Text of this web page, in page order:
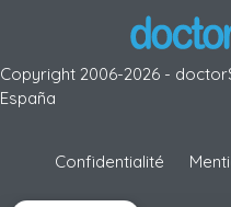
Copyright 2006-2026 -
España
Confidentialité